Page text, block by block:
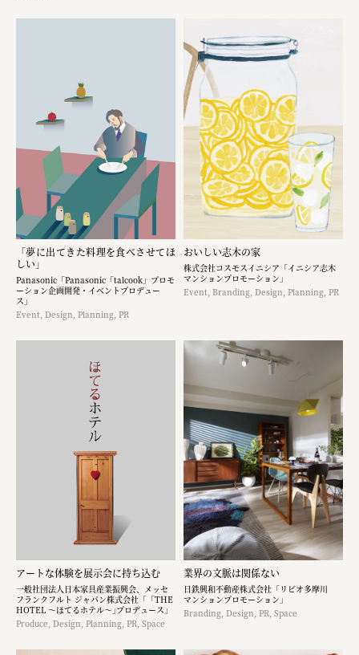
「夢に出てきた料理を食べさせてほ
しい」
Panasonic「Panasonic「talcook」プロモ
ーション企画開発・イベントプロデュー
ス」
Event, Design, Planning, PR
おいしい志木の家
株式会社コスモスイニシア「イニシア志木
マンションプロモーション」
Event, Branding, Design, Planning, PR
アートな体験を展示会に持ち込む​
一般社団法人日本家具産業振興会、メッセ
フランクフルト ジャパン株式会社「「THE
HOTEL ～ほてるホテル～｣プロデュース」
Produce, Design, Planning, PR, Space
業界の文脈は関係ない
日鉄興和不動産株式会社「リビオ多摩川
マンションプロモーション」
Branding, Design, PR, Space